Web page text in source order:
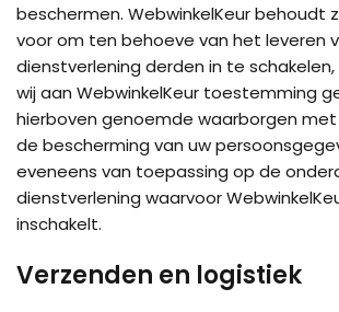
beschermen. WebwinkelKeur behoudt
voor om ten behoeve van het leveren
dienstverlening derden in te
wij aan WebwinkelKeur toestemming
hierboven genoemde waarborgen
de bescherming van uw
eveneens van toepassing op de
dienstverlening waarvoor
inschakelt.
Verzenden en logistiek